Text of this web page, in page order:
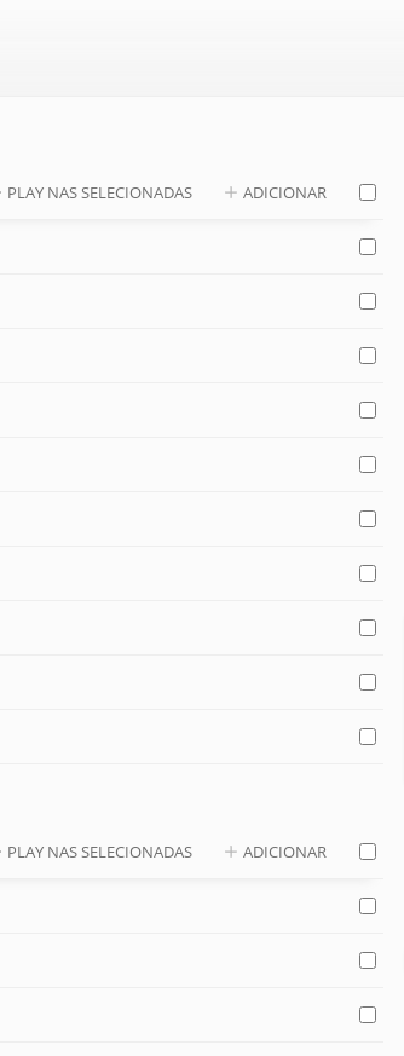
PLAY NAS SELECIONADAS ADICIONAR
PLAY NAS SELECIONADAS ADICIONAR